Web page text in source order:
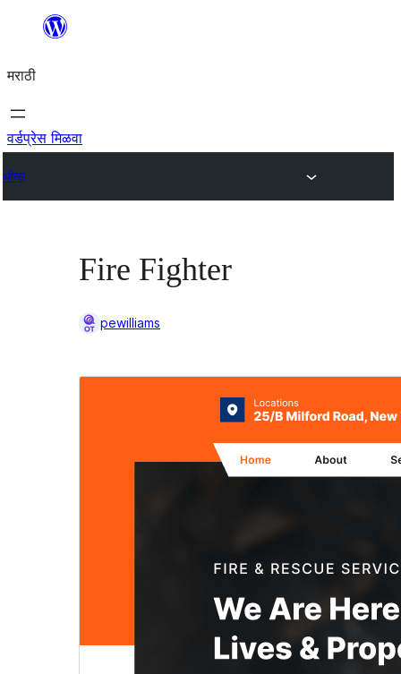
सामुग्रीवर
मराठी
वर्डप्रेस मिळवा
थीम्स
Fire Fighter
pewilliams